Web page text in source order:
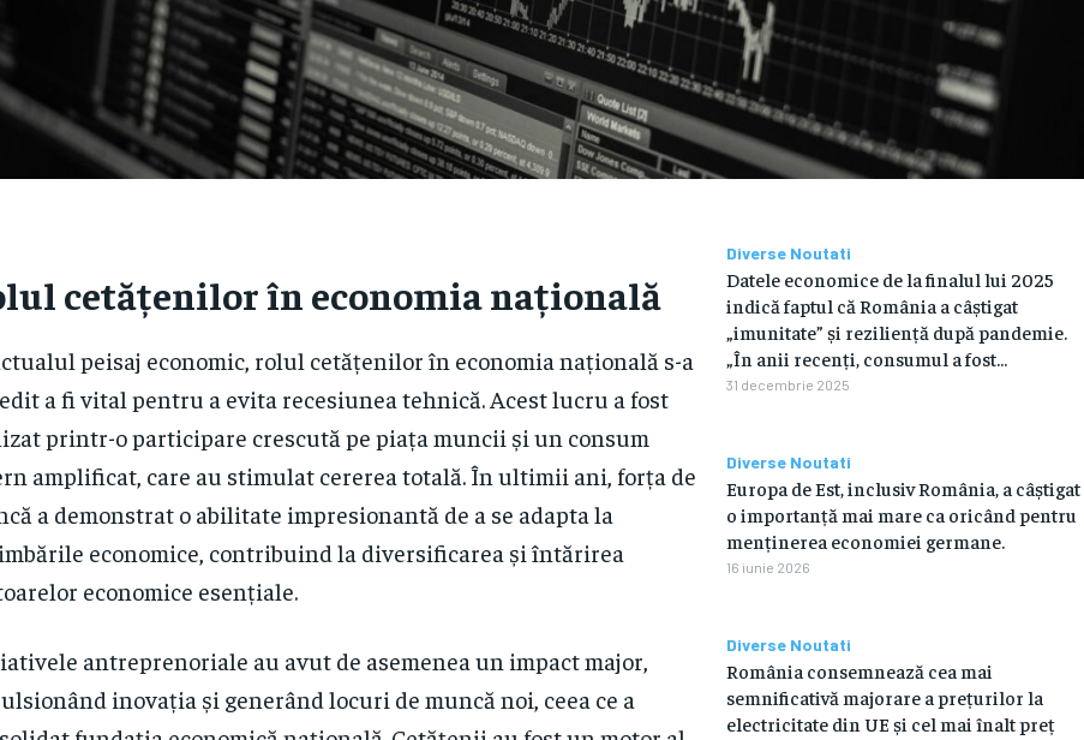
cetățenilor în economia națională
peisaj economic, rolul cetățenilor în economia națională s-a
a fi vital pentru a evita recesiunea tehnică. Acest lucru a fost
printr-o participare crescută pe piața muncii și un consum
amplificat, care au stimulat cererea totală. În ultimii ani, forța de
a demonstrat o abilitate impresionantă de a se adapta la
economice, contribuind la diversificarea și întărirea
economice esențiale.
antreprenoriale au avut de asemenea un impact major,
inovația și generând locuri de muncă noi, ceea ce a
Diverse Noutati
Datele economice de la finalul lui 2025
indică faptul că România a câștigat
„imunitate” și reziliență după pandemie.
„În anii recenți, consumul a fost...
31 decembrie 2025
Diverse Noutati
Europa de Est, inclusiv România, a câștigat
o importanță mai mare ca oricând pentru
menținerea economiei germane.
16 iunie 2026
Diverse Noutati
România consemnează cea mai
semnificativă majorare a prețurilor la
electricitate din UE și cel mai înalt preț